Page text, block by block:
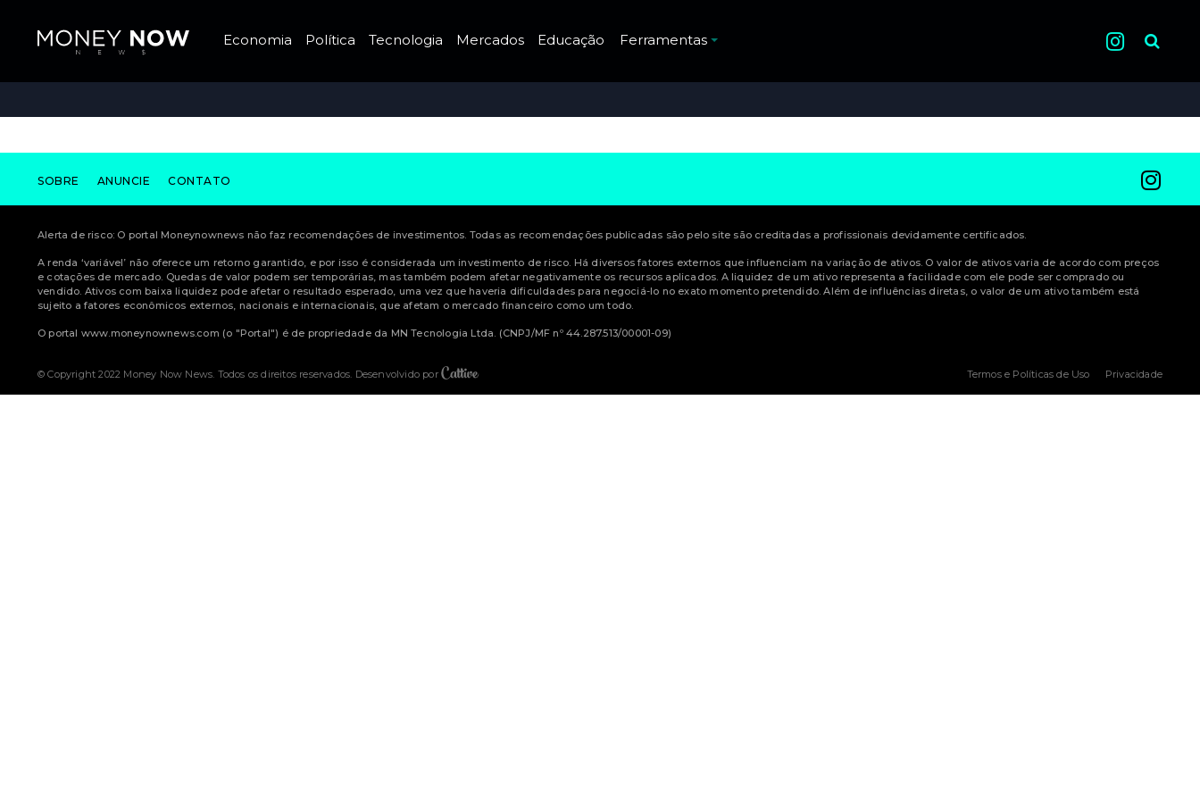
Economia Política Tecnologia Mercados Educação Ferramentas Pesquisa
SOBRE ANUNCIE CONTATO
Alerta de risco: O portal Moneynownews não faz recomendações de investimentos. Todas as recomendações publicadas são pelo site são creditadas a profissionais devidamente certificados.
A renda ‘variável’ não oferece um retorno garantido, e por isso é considerada um investimento de risco. Há diversos fatores externos que influenciam na variação de ativos. O valor de ativos varia de acordo com preços
e cotações de mercado. Quedas de valor podem ser temporárias, mas também podem afetar negativamente os recursos aplicados. A liquidez de um ativo representa a facilidade com ele pode ser comprado ou
vendido. Ativos com baixa liquidez pode afetar o resultado esperado, uma vez que haveria dificuldades para negociá-lo no exato momento pretendido. Além de influências diretas, o valor de um ativo também está
sujeito a fatores econômicos externos, nacionais e internacionais, que afetam o mercado financeiro como um todo.
O portal www.moneynownews.com (o "Portal") é de propriedade da MN Tecnologia Ltda. (CNPJ/MF nº 44.287.513/00001-09)
© Copyright 2022 Money Now News. Todos os direitos reservados. Desenvolvido por Termos e Políticas de Uso Privacidade